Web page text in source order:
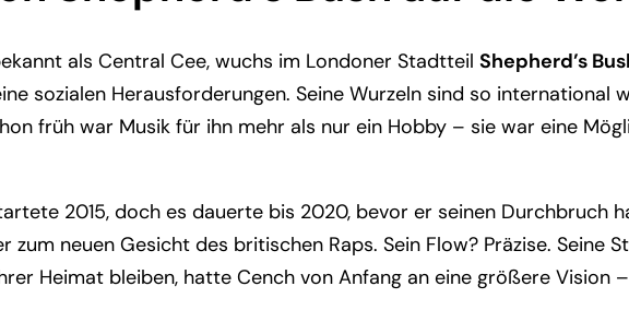
als Central Cee, wuchs im Londoner Stadtteil Shepherd’s
sozialen Herausforderungen. Seine Wurzeln sind so international
früh war Musik für ihn mehr als nur ein Hobby – sie war eine
2015, doch es dauerte bis 2020, bevor er seinen Durchbruch
zum neuen Gesicht des britischen Raps. Sein Flow? Präzise. Seine
Heimat bleiben, hatte Cench von Anfang an eine größere Vision